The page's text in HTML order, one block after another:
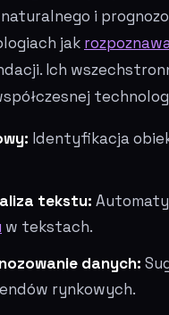
i
jak
Ich
Identyfikacja
tekstu:
w tekstach.
danych:
rynkowych.